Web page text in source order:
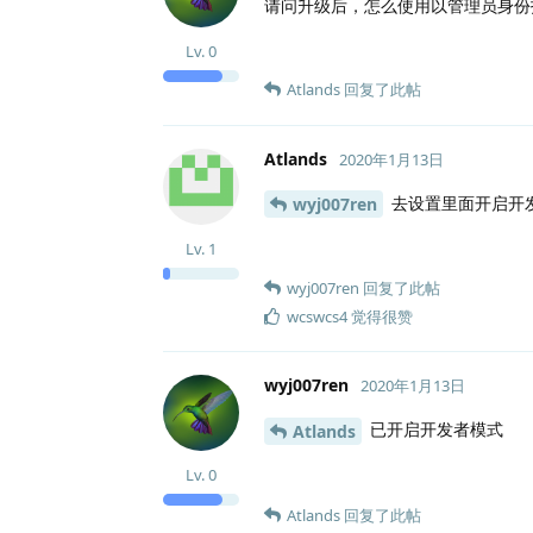
Lv.0
请问升级后，怎么使用以管理员身
Atlands 回复了此帖
Atlands
Lv. 1
2020年1月13日
wyj007ren 去设置里面开启开
wyj007ren 回复了此帖
wcswcs4觉得很赞
wyj007ren
Lv.0
2020年1月13日
Atlands 已开启开发者模式
Atlands 回复了此帖